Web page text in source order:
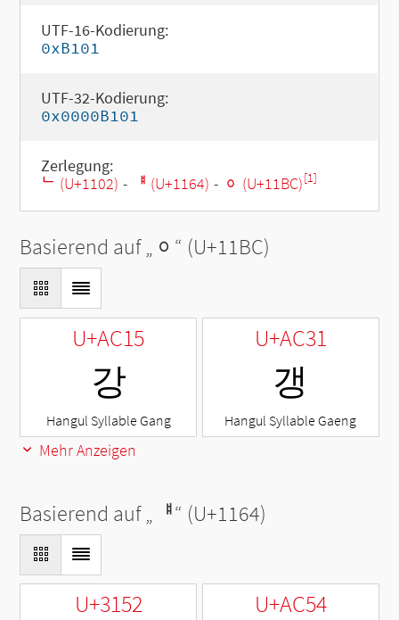
UTF-16-Kodierung:
0xB101
UTF-32-Kodierung:
0x0000B101
Zerlegung:
ᄂ (U+1102) - ᅤ (U+1164) - ᆼ (U+11BC)[1]
Basierend auf „ ᆼ “ (U+11BC)
U+AC15
강
Hangul Syllable Gang
U+AC31
갱
Hangul Syllable Gaeng
Mehr Anzeigen
Basierend auf „ ᅤ“ (U+1164)
U+3152 U+AC54